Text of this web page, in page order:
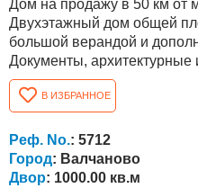
Дом на продажу в 50 км от
Двухэтажный дом общей
большой верандой и
Документы,
двор (1000 кв.м.) с
деревьями и большим
(сараем). С двух сторон участка проходят две улицы и в
10 метрах
для охоты на крупную дичь
В ИЗБРАННОЕ
Реф. No.: 5712
Город: Валчаново
Двор: 1000.00 кв.м